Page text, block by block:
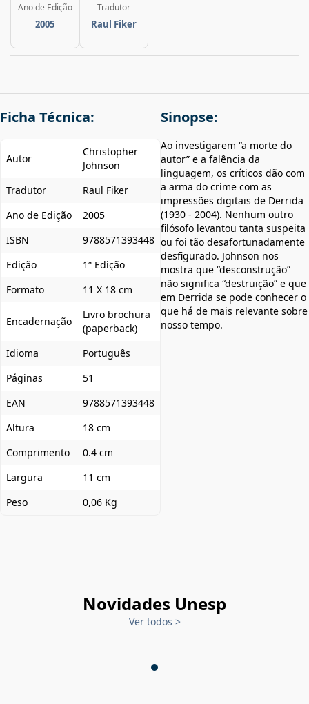
Ano de Edição
2005
Tradutor
Raul Fiker
Ficha Técnica:
Autor
Christopher
Johnson
Tradutor
Raul Fiker
Ano de Edição
2005
ISBN
9788571393448
Edição
1ª Edição
Formato
11 X 18 cm
Encadernação
Livro brochura
(paperback)
Idioma
Português
Páginas
51
EAN
9788571393448
Altura
18 cm
Comprimento
0.4 cm
Largura
11 cm
Peso
0,06 Kg
Sinopse:
Ao investigarem “a morte do
autor” e a falência da
linguagem, os críticos dão com
a arma do crime com as
impressões digitais de Derrida
(1930 - 2004). Nenhum outro
filósofo levantou tanta suspeita
ou foi tão desafortunadamente
desfigurado. Johnson nos
mostra que “desconstrução”
não significa “destruição” e que
em Derrida se pode conhecer o
que há de mais relevante sobre
nosso tempo.
Novidades Unesp
Ver todos >